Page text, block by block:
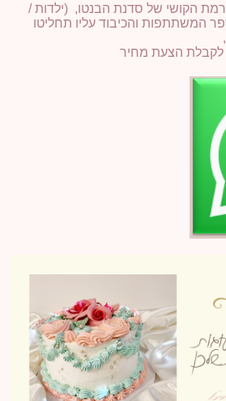
הקושי של סדנת הבנטו, (ילדות /
המשתתפות והכיבוד עליו תחליטו
לקבלת הצעת מחיר